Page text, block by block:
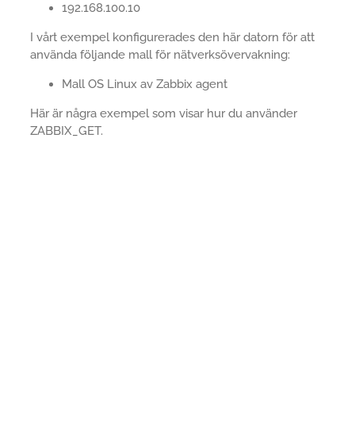
192.168.100.10
I vårt exempel konfigurerades den här datorn för att
använda följande mall för nätverksövervakning:
Mall OS Linux av Zabbix agent
Här är några exempel som visar hur du använder
ZABBIX_GET.